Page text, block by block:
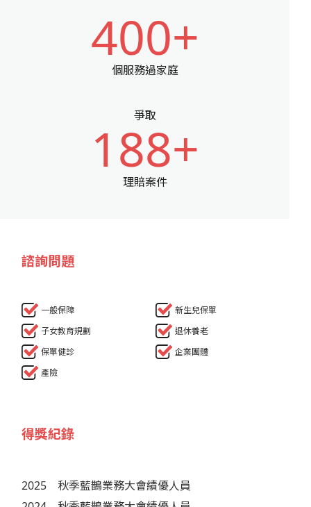
400+
個服務過家庭
爭取
188+
理賠案件
諮詢問題
一般保障
新生兒保單
子女教育規劃
退休養老
保單健診
企業團體
產險
得獎紀錄
2025
秋季藍鵲業務大會績優人員